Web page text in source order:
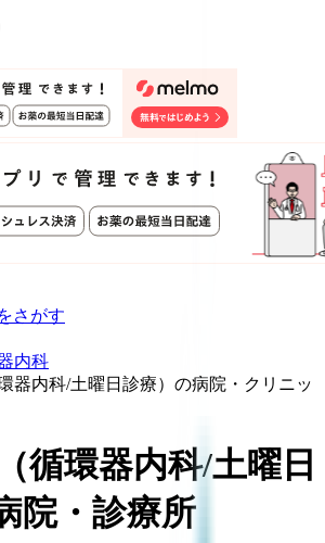
さがす
内科
器内科/土曜日診療）の病院・クリニッ
循環器内科/土曜日
院・診療所